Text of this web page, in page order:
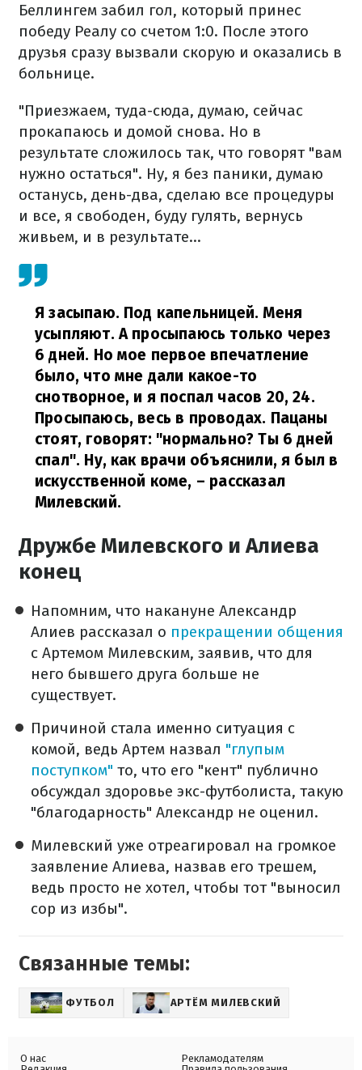
Беллингем забил гол, который принес
победу Реалу со счетом 1:0. После этого
друзья сразу вызвали скорую и оказались в
больнице.
"Приезжаем, туда-сюда, думаю, сейчас
прокапаюсь и домой снова. Но в
результате сложилось так, что говорят "вам
нужно остаться". Ну, я без паники, думаю
останусь, день-два, сделаю все процедуры
и все, я свободен, буду гулять, вернусь
живьем, и в результате...
Я засыпаю. Под капельницей. Меня
усыпляют. А просыпаюсь только через
6 дней. Но мое первое впечатление
было, что мне дали какое-то
снотворное, и я поспал часов 20, 24.
Просыпаюсь, весь в проводах. Пацаны
стоят, говорят: "нормально? Ты 6 дней
спал". Ну, как врачи объяснили, я был в
искусственной коме, – рассказал
Милевский.
Дружбе Милевского и Алиева
конец
Напомним, что накануне Александр
Алиев рассказал о прекращении общения
с Артемом Милевским, заявив, что для
него бывшего друга больше не
существует.
Причиной стала именно ситуация с
комой, ведь Артем назвал "глупым
поступком" то, что его "кент" публично
обсуждал здоровье экс-футболиста, такую
"благодарность" Александр не оценил.
Милевский уже отреагировал на громкое
заявление Алиева, назвав его трешем,
ведь просто не хотел, чтобы тот "выносил
сор из избы".
Связанные темы:
ФУТБОЛ АРТЁМ МИЛЕВСКИЙ
О нас
Рекламодателям